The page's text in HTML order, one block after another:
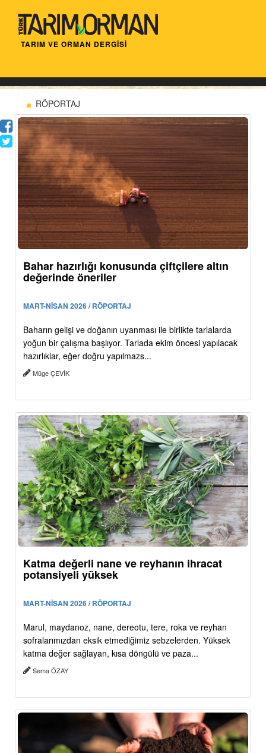
TARIM VE ORMAN DERGİSİ
RÖPORTAJ
Bahar hazırlığı konusunda çiftçilere altın
değerinde öneriler
MART-NİSAN 2026 / RÖPORTAJ
Baharın gelişi ve doğanın uyanması ile birlikte tarlalarda
yoğun bir çalışma başlıyor. Tarlada ekim öncesi yapılacak
hazırlıklar, eğer doğru yapılmazs...
Müge ÇEVİK
Katma değerli nane ve reyhanın ihracat
potansiyeli yüksek
MART-NİSAN 2026 / RÖPORTAJ
Marul, maydanoz, nane, dereotu, tere, roka ve reyhan
sofralarımızdan eksik etmediğimiz sebzelerden. Yüksek
katma değer sağlayan, kısa döngülü ve paza...
Sema ÖZAY